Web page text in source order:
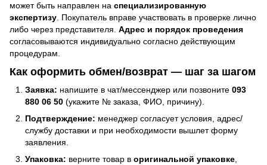
может быть направлен на специализированную
экспертизу . Покупатель вправе участвовать в проверке лично
либо через представителя. Адрес и порядок проведения
согласовываются индивидуально согласно действующим
процедурам.
Как оформить обмен/возврат — шаг за шагом
Заявка: напишите в чат/мессенджер или позвоните 093
880 06 50 (укажите № заказа, ФИО, причину).
Подтверждение: менеджер согласует условия, адрес/
службу доставки и при необходимости вышлет форму
заявления.
Упаковка: верните товар в оригинальной упаковке,